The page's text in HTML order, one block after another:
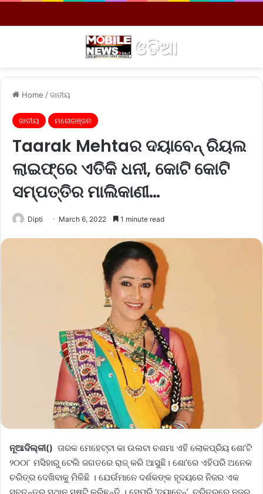
Home /ଜାତୀୟ
ଜାତୀୟ ମନୋରଞ୍ଜନ
Taarak Mehtaର ଦୟାବେନ୍‌ ରିୟଲ
ଲାଇଫ୍‌ରେ ଏତିକି ଧନୀ, କୋଟି କୋଟି
ସମ୍ପତ୍ତିର ମାଲିକାଣୀ…
Dipti March 6, 2022 1 minute read
ନୂଆଦିଲ୍ଳୀ() ତାରକ ମେହେଟ୍ଟା କା ଉଲଟା ଚଶମା ଏହି ଲୋକପ୍ରିୟ ଶୋ’ଟି
୨୦୦୮ ମସିହାରୁ ଟେଲି ଜଗତରେ ରାଜ୍‌ କରି ଆସୁଛି। ଶୋ’ରେ ଏହିପରି ଅନେକ
ଚରିତ୍ର ଦେଖିବାକୁ ମିଳିଛି । ​​ଯେଉଁମାନେ ଦର୍ଶକଙ୍କ ହୃଦୟରେ ନିଜର ଏକ